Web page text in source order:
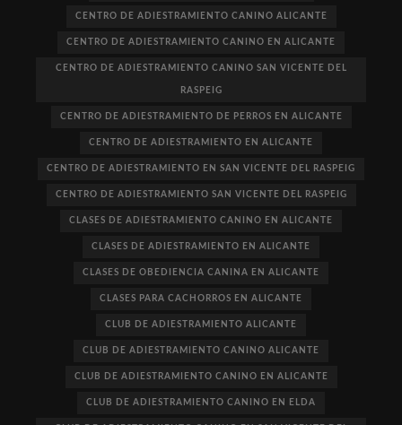
CENTRO DE ADIESTRAMIENTO CANINO ALICANTE
CENTRO DE ADIESTRAMIENTO CANINO EN ALICANTE
CENTRO DE ADIESTRAMIENTO CANINO SAN VICENTE DEL
RASPEIG
CENTRO DE ADIESTRAMIENTO DE PERROS EN ALICANTE
CENTRO DE ADIESTRAMIENTO EN ALICANTE
CENTRO DE ADIESTRAMIENTO EN SAN VICENTE DEL RASPEIG
CENTRO DE ADIESTRAMIENTO SAN VICENTE DEL RASPEIG
CLASES DE ADIESTRAMIENTO CANINO EN ALICANTE
CLASES DE ADIESTRAMIENTO EN ALICANTE
CLASES DE OBEDIENCIA CANINA EN ALICANTE
CLASES PARA CACHORROS EN ALICANTE
CLUB DE ADIESTRAMIENTO ALICANTE
CLUB DE ADIESTRAMIENTO CANINO ALICANTE
CLUB DE ADIESTRAMIENTO CANINO EN ALICANTE
CLUB DE ADIESTRAMIENTO CANINO EN ELDA